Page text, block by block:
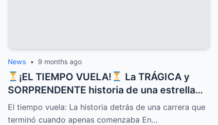
News • 9 months ago
¡EL TIEMPO VUELA!
La TRÁGICA y
SORPRENDENTE historia de una estrella
que CONQUISTÓ corazones con sus
canciones pero cuyo DESTINO inesperado
El tiempo vuela: La historia detrás de una carrera que
terminó cuando apenas comenzaba En…